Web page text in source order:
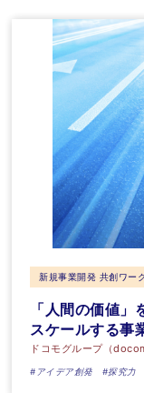
新規事業開発 共創ワー
「人間の価値
スケールする事
ドコモグループ（
#アイデア創発 #探究力